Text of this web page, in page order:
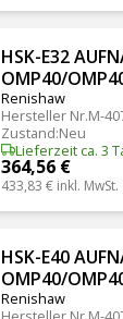
HSK-E32
OMP40/
Renishaw
Hersteller Nr.M-
Zustand:Neu
Lieferzeit ca. 3
364,56 €
433,83 € inkl. MwSt.
HSK-E40
OMP40/
Renishaw